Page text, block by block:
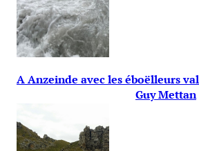
A Anzeinde avec les éboëlleurs
Guy Mettan